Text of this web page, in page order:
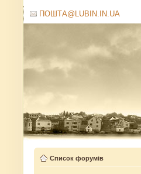
ПОШТА@LUBIN.IN.UA
Список форумів